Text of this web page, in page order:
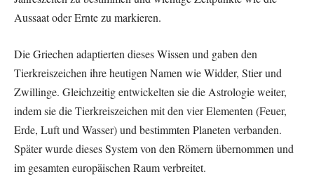
Aussaat oder Ernte zu markieren.
Die Griechen adaptierten dieses Wissen und gaben den
Tierkreiszeichen ihre heutigen Namen wie Widder, Stier und
Zwillinge. Gleichzeitig entwickelten sie die Astrologie weiter,
indem sie die Tierkreiszeichen mit den vier Elementen (Feuer,
Erde, Luft und Wasser) und bestimmten Planeten verbanden.
Später wurde dieses System von den Römern übernommen und
im gesamten europäischen Raum verbreitet.